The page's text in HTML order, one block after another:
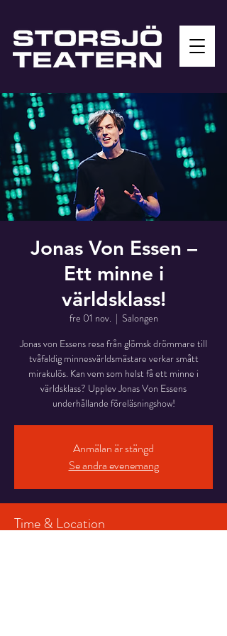
Jonas Von Essen –
Ett minne i
världsklass!
fre 01 nov.
  |
Salongen
Jonas von Essens resa från glömsk drömmare till
tvåfaldig minnesvärldsmästare verkar smått
mirakulös. Kan vem som helst få ett minne i
världsklass? Upplev Jonas Von Essens
underhållande föreläsningshow!
Anmälan är stängd
Se andra evenemang
Time & Location